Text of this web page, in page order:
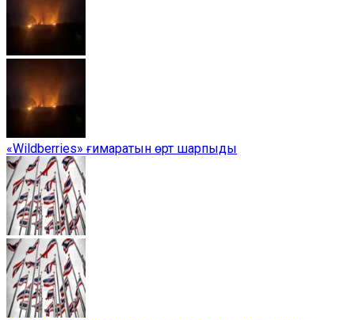
«Wildberries» ғимаратын өрт шарпыды